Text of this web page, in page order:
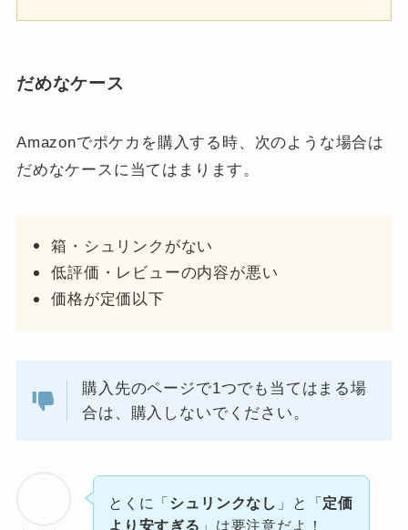
だめなケース
Amazonでポケカを購入する時、次のような場合は
だめなケースに当てはまります。
箱・シュリンクがない
低評価・レビューの内容が悪い
価格が定価以下
購入先のページで1つでも当てはまる場
合は、購入しないでください。
とくに「シュリンクなし 」と「定価
より安すぎる 」は要注意だよ！